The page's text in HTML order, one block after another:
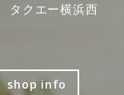
タクエー横浜西
shop info